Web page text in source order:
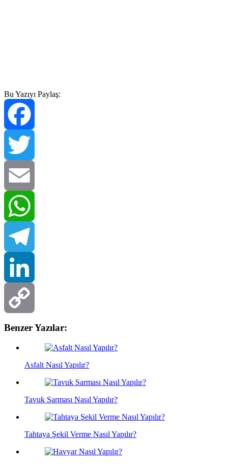
Bu Yazıyı Paylaş:
Facebook
Twitter
Email
WhatsApp
Telegram
LinkedIn
Copy
Benzer Yazılar:
Asfalt Nasıl Yapılır?
Tavuk Sarması Nasıl Yapılır?
Tahtaya Şekil Verme Nasıl Yapılır?